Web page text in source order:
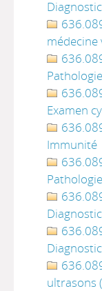
Pathologie
Examen
Immunité
Pathologie
Diagnostic
ultrasons